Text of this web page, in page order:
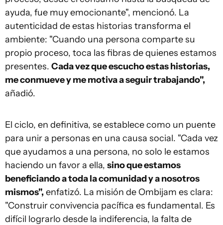
ayuda, fue muy emocionante", mencionó. La
autenticidad de estas historias transforma el
ambiente: "Cuando una persona comparte su
propio proceso, toca las fibras de quienes estamos
presentes. Cada vez que escucho estas historias,
me conmueve y me motiva a seguir trabajando",
añadió.
El ciclo, en definitiva, se establece como un puente
para unir a personas en una causa social. "Cada vez
que ayudamos a una persona, no solo le estamos
haciendo un favor a ella, sino que estamos
beneficiando a toda la comunidad y a nosotros
mismos", enfatizó. La misión de Ombijam es clara:
"Construir convivencia pacífica es fundamental. Es
difícil lograrlo desde la indiferencia, la falta de